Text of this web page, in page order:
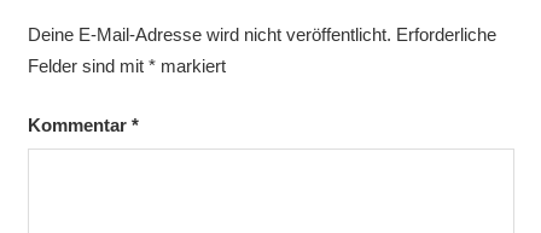
Deine E-Mail-Adresse wird nicht veröffentlicht. Erforderliche
Felder sind mit *markiert
Kommentar *